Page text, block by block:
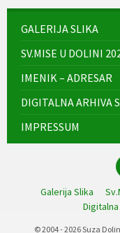
GALERIJA SLIKA
SV.MISE U DOLINI
IMENIK – ADRESAR
DIGITALNA ARHIVA
IMPRESSUM
Galerija Slika
© 2004 - 2026 Suza